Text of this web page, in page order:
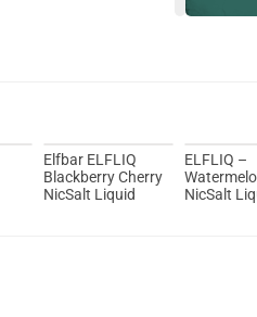
Elfbar ELFLIQ
Blackberry Cherry
NicSalt Liquid
ELFLIQ –
NicSalt